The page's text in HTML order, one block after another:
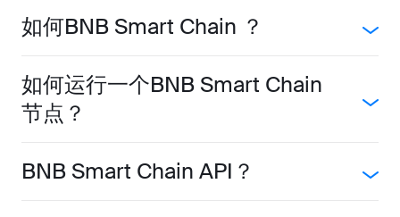
如何BNB Smart Chain ？
如何运行一个BNB Smart Chain
节点？
BNB Smart Chain API？